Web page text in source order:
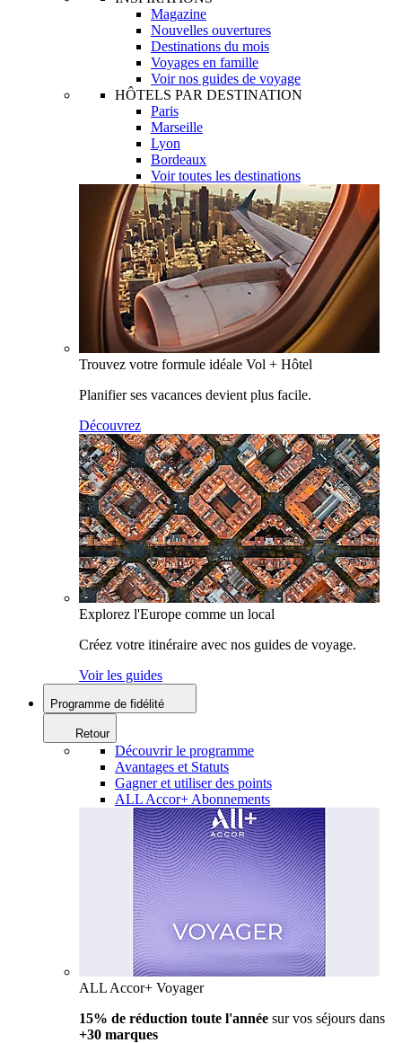
Magazine
Nouvelles ouvertures
Destinations du mois
Voyages en famille
Voir nos guides de voyage
HÔTELS PAR DESTINATION
Paris
Marseille
Lyon
Bordeaux
Voir toutes les destinations
Trouvez votre formule idéale Vol + Hôtel
Planifier ses vacances devient plus facile.
Découvrez
Explorez l'Europe comme un local
Créez votre itinéraire avec nos guides de voyage.
Voir les guides
Programme de fidélité
Retour
Découvrir le programme
Avantages et Statuts
Gagner et utiliser des points
ALL Accor+ Abonnements
ALL Accor+ Voyager
15% de réduction toute l'année sur vos séjours dans
+30 marques